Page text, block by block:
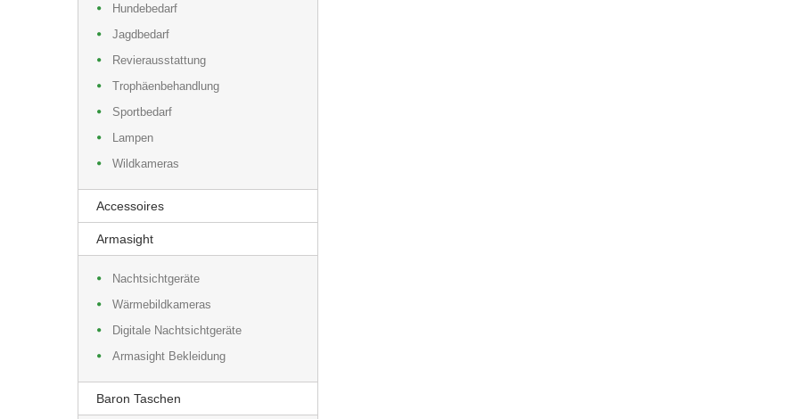
Hundebedarf
Jagdbedarf
Revierausstattung
Trophäenbehandlung
Sportbedarf
Lampen
Wildkameras
Accessoires
Armasight
Nachtsichtgeräte
Wärmebildkameras
Digitale Nachtsichtgeräte
Armasight Bekleidung
Baron Taschen